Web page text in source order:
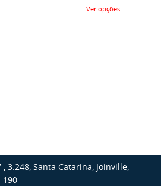
Ver opções
3.248, Santa Catarina, Joinville,
190